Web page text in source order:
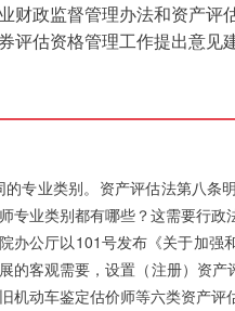
财政监督管理办法和资产评
估资格管理工作提出意见建
专业类别。资产评估法第八条
专业类别都有哪些？这需要行政
办公厅以101号发布《关于加强
的客观需要，设置（注册）资
机动车鉴定估价师等六类资产评